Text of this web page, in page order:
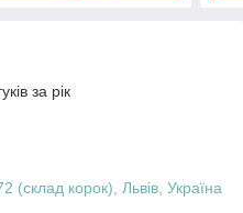
за рік
(склад корок), Львів, Україна